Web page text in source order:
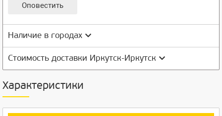
Оповестить
Наличие в городах
Стоимость доставки Иркутск-Иркутск
Характеристики